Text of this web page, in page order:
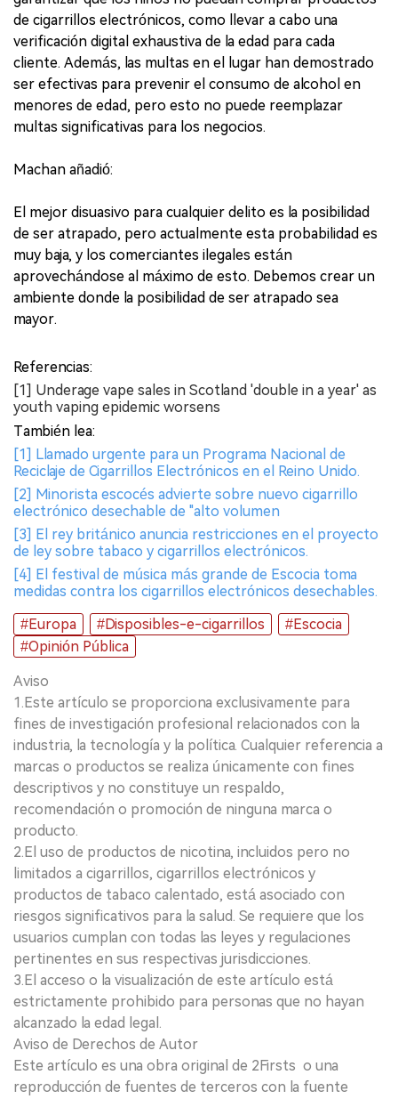
de cigarrillos electrónicos, como llevar a cabo una
verificación digital exhaustiva de la edad para cada
cliente. Además, las multas en el lugar han demostrado
ser efectivas para prevenir el consumo de alcohol en
menores de edad, pero esto no puede reemplazar
multas significativas para los negocios.
Machan añadió:
El mejor disuasivo para cualquier delito es la posibilidad
de ser atrapado, pero actualmente esta probabilidad es
muy baja, y los comerciantes ilegales están
aprovechándose al máximo de esto. Debemos crear un
ambiente donde la posibilidad de ser atrapado sea
mayor.
Referencias:
[1] Underage vape sales in Scotland 'double in a year' as
youth vaping epidemic worsens
También lea:
[1] Llamado urgente para un Programa Nacional de
Reciclaje de Cigarrillos Electrónicos en el Reino Unido.
[2] Minorista escocés advierte sobre nuevo cigarrillo
electrónico desechable de "alto volumen
[3] El rey británico anuncia restricciones en el proyecto
de ley sobre tabaco y cigarrillos electrónicos.
[4] El festival de música más grande de Escocia toma
medidas contra los cigarrillos electrónicos desechables.
#Europa
#Disposibles-e-cigarrillos
#Escocia
#Opinión Pública
Aviso
1.Este artículo se proporciona exclusivamente para
fines de investigación profesional relacionados con la
industria, la tecnología y la política. Cualquier referencia a
marcas o productos se realiza únicamente con fines
descriptivos y no constituye un respaldo,
recomendación o promoción de ninguna marca o
producto.
2.El uso de productos de nicotina, incluidos pero no
limitados a cigarrillos, cigarrillos electrónicos y
productos de tabaco calentado, está asociado con
riesgos significativos para la salud. Se requiere que los
usuarios cumplan con todas las leyes y regulaciones
pertinentes en sus respectivas jurisdicciones.
3.El acceso o la visualización de este artículo está
estrictamente prohibido para personas que no hayan
alcanzado la edad legal.
Aviso de Derechos de Autor
Este artículo es una obra original de 2Firsts o una
reproducción de fuentes de terceros con la fuente